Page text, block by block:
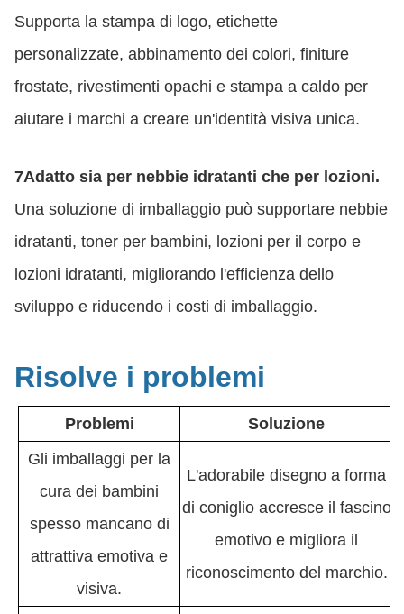
Supporta la stampa di logo, etichette
personalizzate, abbinamento dei colori, finiture
frostate, rivestimenti opachi e stampa a caldo per
aiutare i marchi a creare un'identità visiva unica.
7Adatto sia per nebbie idratanti che per lozioni.
Una soluzione di imballaggio può supportare nebbie
idratanti, toner per bambini, lozioni per il corpo e
lozioni idratanti, migliorando l'efficienza dello
sviluppo e riducendo i costi di imballaggio.
Risolve i problemi
Problemi
Soluzione
Gli imballaggi per la
cura dei bambini
spesso mancano di
attrattiva emotiva e
visiva.
L'adorabile disegno a forma
di coniglio accresce il fascino
emotivo e migliora il
riconoscimento del marchio.